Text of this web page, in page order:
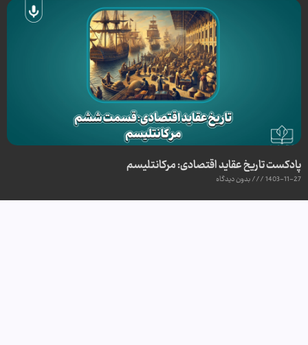
پادکست تاریخ عقاید اقتصادی: مرکانتلیسم
1403-11-27 بدون دیدگاه